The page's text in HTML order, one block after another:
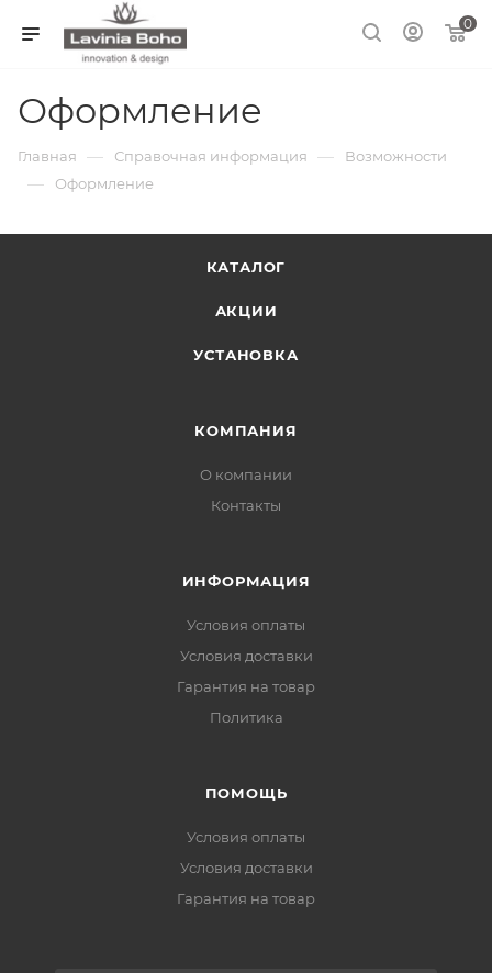
0
Оформление
Главная — Справочная информация — Возможности
— Оформление
КАТАЛОГ
АКЦИИ
УСТАНОВКА
КОМПАНИЯ
О компании
Контакты
ИНФОРМАЦИЯ
Условия оплаты
Условия доставки
Гарантия на товар
Политика
ПОМОЩЬ
Условия оплаты
Условия доставки
Гарантия на товар